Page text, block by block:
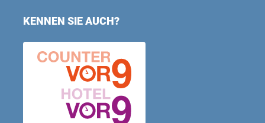
KENNEN SIE AUCH?